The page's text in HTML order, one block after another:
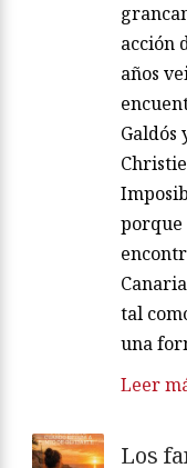
acción
años
Galdós
porque
tal
una
Leer
Los